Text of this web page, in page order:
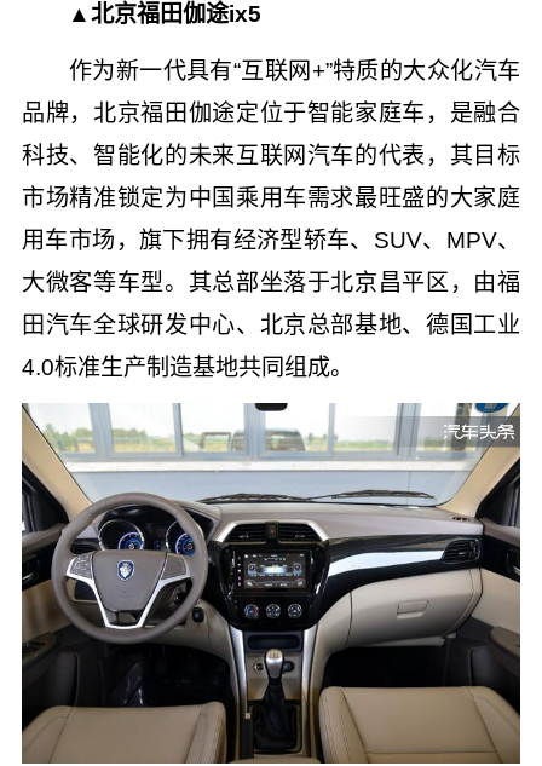
▲北京福田伽途ix5
作为新一代具有“互联网+”特质的大众化汽车
品牌，北京福田伽途定位于智能家庭车，是融合
科技、智能化的未来互联网汽车的代表，其目标
市场精准锁定为中国乘用车需求最旺盛的大家庭
用车市场，旗下拥有经济型轿车、SUV、MPV、
大微客等车型。其总部坐落于北京昌平区，由福
田汽车全球研发中心、北京总部基地、德国工业
4.0标准生产制造基地共同组成。